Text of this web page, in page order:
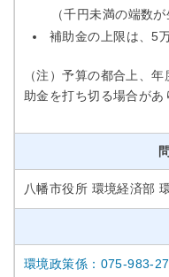
（千円未満の端数
補助金の上限は、5
（注）予算の都合上、
助金を打ち切る場合があ
八幡市役所 環境経済部
環境政策係：075-983-